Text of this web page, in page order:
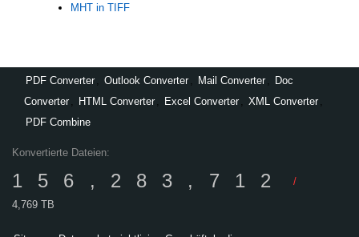
MHT in TIFF
PDF Converter Outlook Converter Mail Converter
Doc
Converter
HTML Converter Excel Converter XML Converter
PDF Combine
Konvertierte Dateien:
156,283,712
/
4,769 TB